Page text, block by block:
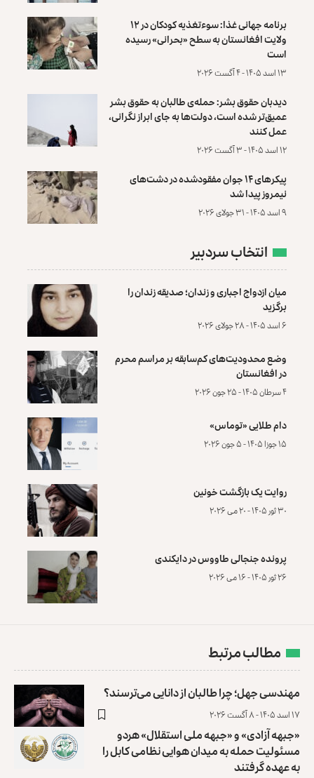
برنامه جهانی غذا: سوءتغذیه کودکان در ۱۲
ولایت افغانستان به سطح «بحرانی» رسیده
است
۱۳ اسد ۱۴۰۵ - ۴ آگست ۲۰۲۶
دیدبان حقوق بشر: حمله‌ی طالبان به حقوق بشر
عمیق‌تر شده است، دولت‌ها به جای ابراز نگرانی،
عمل کنند
۱۲ اسد ۱۴۰۵ - ۳ آگست ۲۰۲۶
پیکرهای ۱۴ جوان مفقودشده در دشت‌های
نیمروز پیدا شد
۹ اسد ۱۴۰۵ - ۳۱ جولای ۲۰۲۶
انتخاب سردبیر
میان ازدواج اجباری و زندان؛ صدیقه زندان را
برگزید
۶ اسد ۱۴۰۵ - ۲۸ جولای ۲۰۲۶
وضع محدودیت‌های کم‌سابقه بر مراسم محرم
در افغانستان
۴ سرطان ۱۴۰۵ - ۲۵ جون ۲۰۲۶
دام طلایی «توماس»
۱۵ جوزا ۱۴۰۵ - ۵ جون ۲۰۲۶
روایت یک بازگشت خونین
۳۰ ثور ۱۴۰۵ - ۲۰ می ۲۰۲۶
پرونده‌ جنجالی طاووس در دایکندی
۲۶ ثور ۱۴۰۵ - ۱۶ می ۲۰۲۶
مطالب مرتبط
مهندسی جهل؛ چرا طالبان از دانایی می‌ترسند؟
۱۷ اسد ۱۴۰۵ - ۸ آگست ۲۰۲۶
«جبهه آزادی» و «جبهه ملی استقلال» هردو
مسئولیت حمله به میدان هوایی نظامی کابل را
به عهده گرفتند